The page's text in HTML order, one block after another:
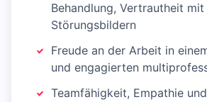
Behandlung, Vertrautheit
Störungsbildern
Freude an der Arbeit in
und engagierten
Teamfähigkeit, Empathie und